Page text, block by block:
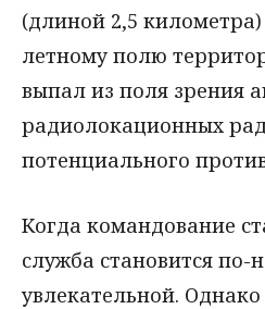
(длиной 2,5
летному полю
выпал из поля зрения
радиолокационных
потенциального
Когда командование
служба становится по-
увлекательной. Однако